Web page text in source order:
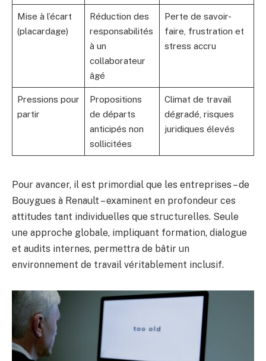
Mise à l’écart
(placardage)
Réduction des
responsabilités
à un
collaborateur
âgé
Perte de savoir-
faire, frustration et
stress accru
Pressions pour
partir
Propositions
de départs
anticipés non
sollicitées
Climat de travail
dégradé, risques
juridiques élevés
Pour avancer, il est primordial que les entreprises – de
Bouygues à Renault – examinent en profondeur ces
attitudes tant individuelles que structurelles. Seule
une approche globale, impliquant formation, dialogue
et audits internes, permettra de bâtir un
environnement de travail véritablement inclusif.